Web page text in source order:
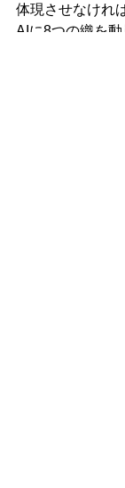
体現させなけれ
AIに8つの織を